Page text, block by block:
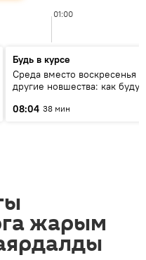
01:00
Будь в курсе
Среда вместо воскресенья и
другие новшества: как будут
08:04 38 мин
жарым